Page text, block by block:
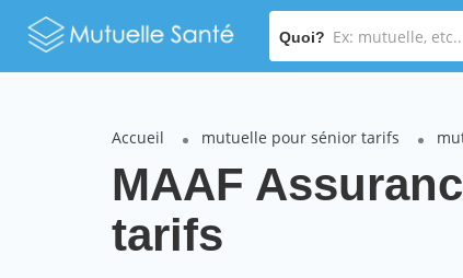
Quoi?
Accueil mutuelle pour sénior tarifs
MAAF
tarifs